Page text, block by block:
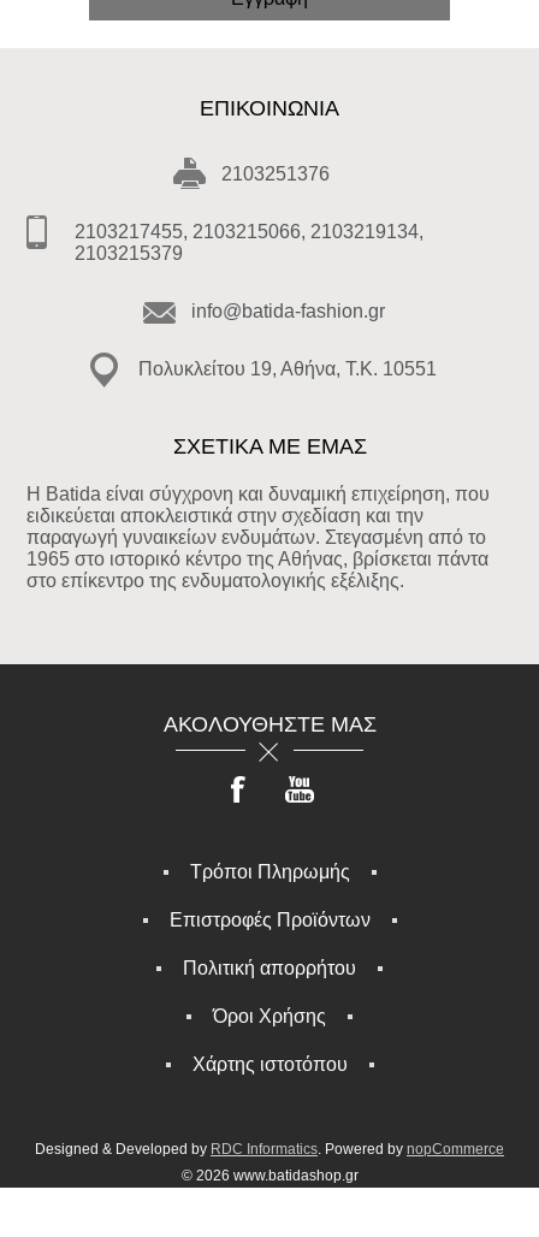
ΕΠΙΚΟΙΝΩΝΊΑ
2103251376
2103217455, 2103215066, 2103219134,
2103215379
info@batida-fashion.gr
Πολυκλείτου 19, Αθήνα, T.K. 10551
ΣΧΕΤΙΚΑ ΜΕ ΕΜΑΣ
Η Batida είναι σύγχρονη και δυναμική επιχείρηση, που
ειδικεύεται αποκλειστικά στην σχεδίαση και την
παραγωγή γυναικείων ενδυμάτων. Στεγασμένη από το
1965 στο ιστορικό κέντρο της Αθήνας, βρίσκεται πάντα
στο επίκεντρο της ενδυματολογικής εξέλιξης.
ΑΚΟΛΟΥΘΉΣΤΕ ΜΑΣ
Τρόποι Πληρωμής
Επιστροφές Προϊόντων
Πολιτική απορρήτου
Όροι Χρήσης
Χάρτης ιστοτόπου
Designed & Developed by RDC Informatics. Powered by nopCommerce
© 2026 www.batidashop.gr